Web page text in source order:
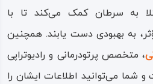
به سرطان کمک می‌کند تا با
به بهبودی دست یابند. همچنین
، متخصص پرتودرمانی و رادیوتراپی
و شما می‌توانید اطلاعات ایشان را